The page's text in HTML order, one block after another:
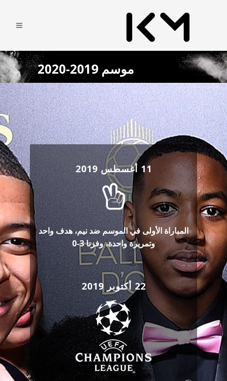
موسم 2019-2020
11 أغسطس 2019
المباراة الأولى في الموسم ضد نيم، هدف واحد
وتمريرة واحدة، وفزنا 3-0
22 أكتوبر 2019